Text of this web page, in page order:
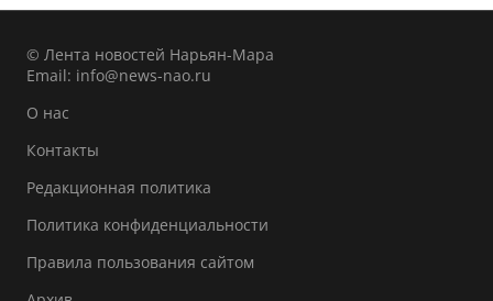
© Лента новостей Нарьян-Мара
Email: info@news-nao.ru
О нас
Контакты
Редакционная политика
Политика конфиденциальности
Правила пользования сайтом